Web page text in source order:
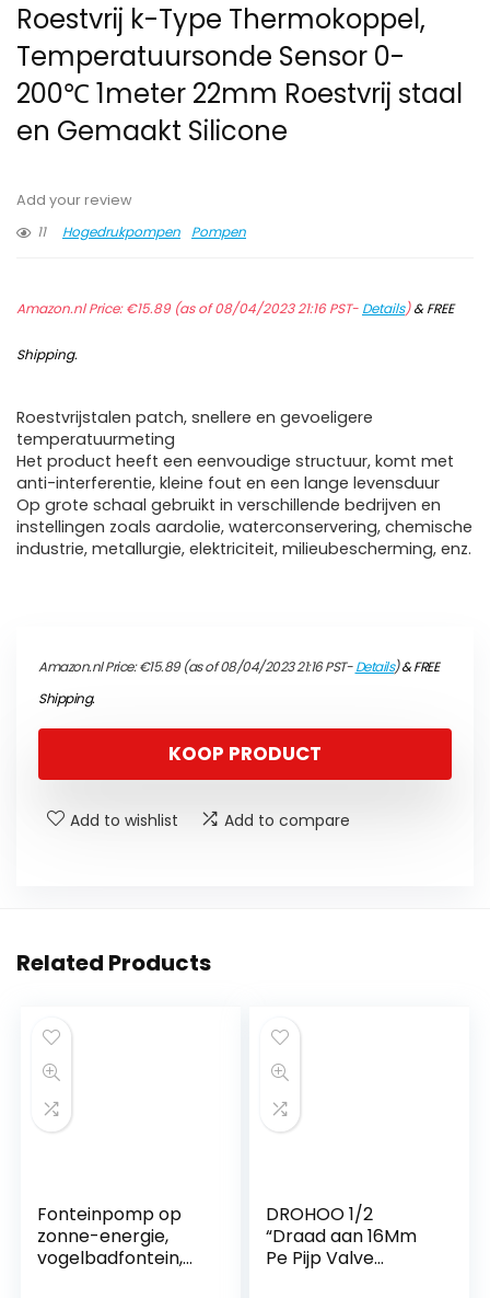
Roestvrij k-Type Thermokoppel,
Temperatuursonde Sensor 0-
200℃ 1meter 22mm Roestvrij staal
en Gemaakt Silicone
Add your review
11
Hogedrukpompen Pompen
Amazon.nl Price:€15.89(as of 08/04/2023 21:16 PST- Details)&FREE
Shipping.
Roestvrijstalen patch, snellere en gevoeligere
temperatuurmeting
Het product heeft een eenvoudige structuur, komt met
anti-interferentie, kleine fout en een lange levensduur
Op grote schaal gebruikt in verschillende bedrijven en
instellingen zoals aardolie, waterconservering, chemische
industrie, metallurgie, elektriciteit, milieubescherming, enz.
Amazon.nl Price:€15.89(as of 08/04/2023 21:16 PST-Details)&FREE
Shipping.
KOOP PRODUCT
Add to wishlist Add to compare
Related Products
Fonteinpomp op
zonne-energie,
vogelbadfontein,
DROHOO 1/2
“Draad aan 16Mm
Pe Pijp Valve